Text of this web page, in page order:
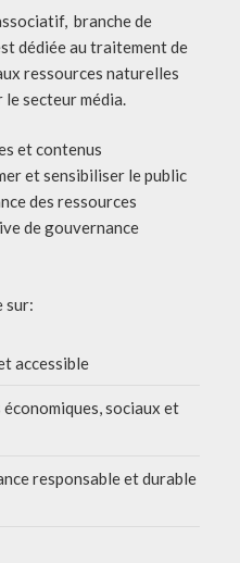
branche de
dédiée au traitement de
ressources naturelles
secteur média.
et contenus
et sensibiliser le public
des ressources
de gouvernance
sur:
accessible
sociaux et
responsable et durable